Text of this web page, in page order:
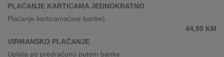
OZNAKE
ENERGETSKE
DIGITALIS
PLAĆANJE KARTICAMA JEDNOKRATNO
Plaćanje karticama(sve banke)
44,95 KM
VIRMANSKO PLAĆANJE
Uplata po predračunu putem banke